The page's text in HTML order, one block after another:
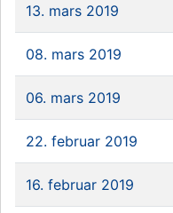
13. mars 2019
08. mars 2019
06. mars 2019
22. februar 2019
16. februar 2019